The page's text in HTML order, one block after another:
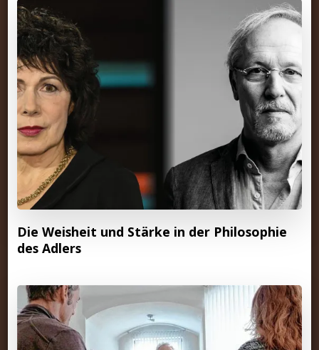
Die Weisheit und Stärke in der Philosophie
des Adlers